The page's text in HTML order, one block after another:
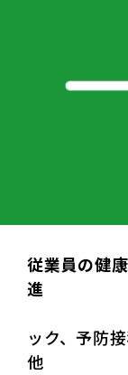
従業員の健
進
ック、予防
他